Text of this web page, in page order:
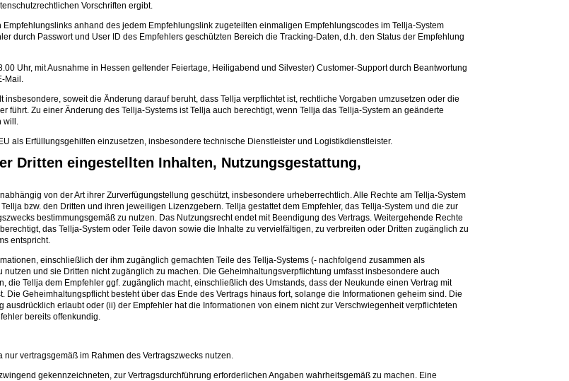
Vorschriften ergibt.
anhand des jedem Empfehlungslink zugeteilten einmaligen Empfehlungscodes im Tellja-System
durch Passwort und User ID des Empfehlers geschützten Bereich die Tracking-Daten, d.h. den Status der Empfehlung
Uhr, mit Ausnahme in Hessen geltender Feiertage, Heiligabend und Silvester) Customer-Support durch Beantwortung
Mail.
soweit die Änderung darauf beruht, dass Tellja verpflichtet ist, rechtliche Vorgaben umzusetzen oder die
Zu einer Änderung des Tellja-Systems ist Tellja auch berechtigt, wenn Tellja das Tellja-System an geänderte
will.
als Erfüllungsgehilfen einzusetzen, insbesondere technische Dienstleister und Logistikdienstleister.
Dritten eingestellten Inhalten, Nutzungsgestattung,
von der Art ihrer Zurverfügungstellung geschützt, insbesondere urheberrechtlich. Alle Rechte am Tellja-System
bzw. den Dritten und ihren jeweiligen Lizenzgebern. Tellja gestattet dem Empfehler, das Tellja-System und die zur
bestimmungsgemäß zu nutzen. Das Nutzungsrecht endet mit Beendigung des Vertrags. Weitergehende Rechte
das Tellja-System oder Teile davon sowie die Inhalte zu vervielfältigen, zu verbreiten oder Dritten zugänglich zu
entspricht.
einschließlich der ihm zugänglich gemachten Teile des Tellja-Systems (- nachfolgend zusammen als
und sie Dritten nicht zugänglich zu machen. Die Geheimhaltungsverpflichtung umfasst insbesondere auch
Tellja dem Empfehler ggf. zugänglich macht, einschließlich des Umstands, dass der Neukunde einen Vertrag mit
Geheimhaltungspflicht besteht über das Ende des Vertrags hinaus fort, solange die Informationen geheim sind. Die
erlaubt oder (ii) der Empfehler hat die Informationen von einem nicht zur Verschwiegenheit verpflichteten
bereits offenkundig.
vertragsgemäß im Rahmen des Vertragszwecks nutzen.
gekennzeichneten, zur Vertragsdurchführung erforderlichen Angaben wahrheitsgemäß zu machen. Eine